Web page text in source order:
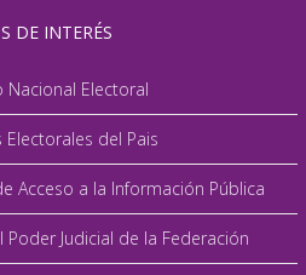
DE INTERÉS
Nacional Electoral
del Pais
Acceso a la Información Pública
Judicial de la Federación